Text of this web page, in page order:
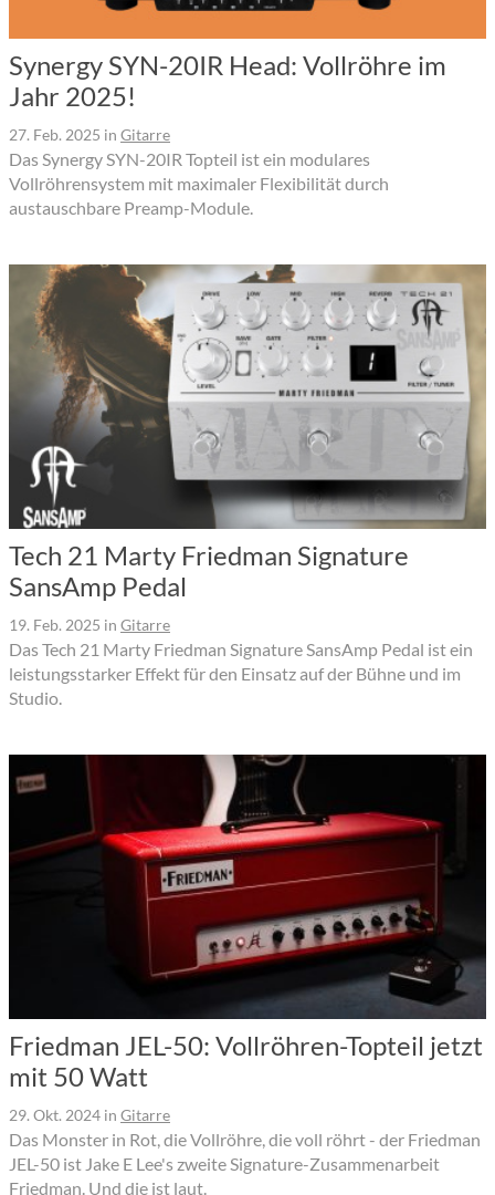
Synergy SYN-20IR Head: Vollröhre im
Jahr 2025!
27. Feb. 2025 in Gitarre
Das Synergy SYN-20IR Topteil ist ein modulares
Vollröhrensystem mit maximaler Flexibilität durch
austauschbare Preamp-Module.
Tech 21 Marty Friedman Signature
SansAmp Pedal
19. Feb. 2025 in Gitarre
Das Tech 21 Marty Friedman Signature SansAmp Pedal ist ein
leistungsstarker Effekt für den Einsatz auf der Bühne und im
Studio.
Friedman JEL-50: Vollröhren-Topteil jetzt
mit 50 Watt
29. Okt. 2024 in Gitarre
Das Monster in Rot, die Vollröhre, die voll röhrt - der Friedman
JEL-50 ist Jake E Lee's zweite Signature-Zusammenarbeit
Friedman. Und die ist laut.